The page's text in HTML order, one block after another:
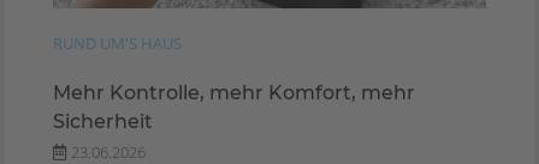
RUND UM'S HAUS
Mehr Kontrolle, mehr Komfort, mehr
Sicherheit
23.06.2026